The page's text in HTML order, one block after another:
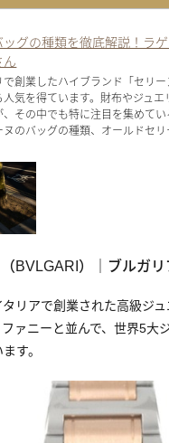
ッグの種類を徹底解説！ラ
ん
で創業したハイブランド「セリ
人気を得ています。財布やジュエ
、その中でも特に注目を集めて
のバッグの種類、オールドセ
BVLGARI）｜ブルガリ
リアで創業された高級ジ
ァニーと並んで、世界5大
す。